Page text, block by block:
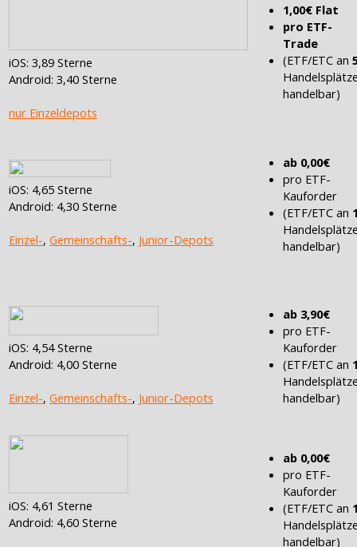
iOS: 3,89 Sterne
Android: 3,40 Sterne
nur Einzeldepots
1,00€ Flat
pro ETF-
Trade
(ETF/ETC an
handelbar)
iOS: 4,65 Sterne
Android: 4,30 Sterne
Einzel-, Gemeinschafts-, Junior-Depots
ab 0,00€
pro ETF-
Kauforder
(ETF/ETC an
handelbar)
iOS: 4,54 Sterne
Android: 4,00 Sterne
Einzel-, Gemeinschafts-, Junior-Depots
ab 3,90€
pro ETF-
Kauforder
(ETF/ETC an
handelbar)
iOS: 4,61 Sterne
Android: 4,60 Sterne
ab 0,00€
pro ETF-
Kauforder
(ETF/ETC an
handelbar)